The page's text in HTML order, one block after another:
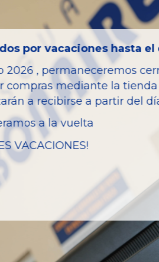
Bastidor
Color
Combustible
Versión
Potencia
Modelo
Garantia
del
por vacaciones hasta el
, permaneceremos
compras mediante la
a recibirse a partir del
a la vuelta
VACACIONES!